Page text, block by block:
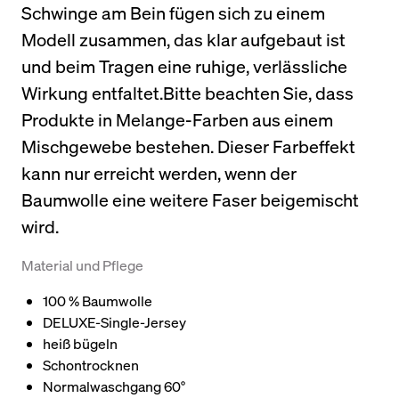
Schwinge am Bein fügen sich zu einem
Modell zusammen, das klar aufgebaut ist
und beim Tragen eine ruhige, verlässliche
Wirkung entfaltet.Bitte beachten Sie, dass
Produkte in Melange-Farben aus einem
Mischgewebe bestehen. Dieser Farbeffekt
kann nur erreicht werden, wenn der
Baumwolle eine weitere Faser beigemischt
wird.
Material und Pflege
100 % Baumwolle
DELUXE-Single-Jersey
heiß bügeln
Schontrocknen
Normalwaschgang 60°